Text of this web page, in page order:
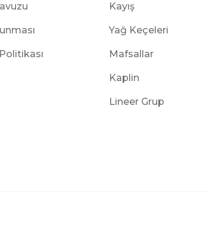
Kayış
Yağ Keçeleri
Mafsallar
Kaplin
Lineer Grup